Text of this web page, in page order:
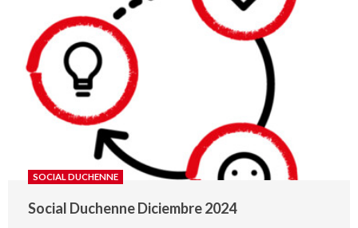
SOCIAL DUCHENNE
Social Duchenne Diciembre 2024